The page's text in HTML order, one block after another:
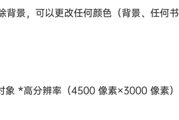
景，可以更改任何颜色（背景、任何书
*高分辨率（4500 像素×3000 像素）